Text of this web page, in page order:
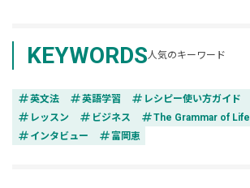
KEYWORDS人気のキーワード
tag英文法 tag英語学習 tag レシピー使い方ガイド
tag レッスン tag ビジネス tagThe Grammar of Life
tag インタビュー tag富岡恵